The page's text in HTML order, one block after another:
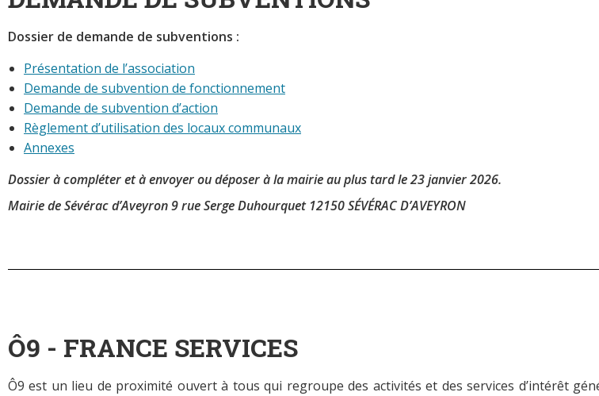
Dossier de demande de subventions :
Présentation de l’association
Demande de subvention de fonctionnement
Demande de subvention d’action
Règlement d’utilisation des locaux communaux
Annexes
Dossier à compléter et à envoyer ou déposer à la mairie au plus tard le 23 janvier 2026.
Mairie de Sévérac d’Aveyron 9 rue Serge Duhourquet 12150 SÉVÉRAC D’AVEYRON
Ô9 - FRANCE SERVICES
Ô9 est un lieu de proximité ouvert à tous qui regroupe des activités et des services d’intérêt